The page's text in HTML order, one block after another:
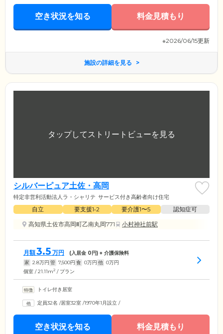
か、必要に応じた介護サービスを自室で受けられるのも魅力です。
空き状況を知る 料金見積もり
※2026/06/15更新
施設の詳細を見る
シルバーピュア土佐・高岡
特定非営利活動法人ラ・シャリテ サービス付き高齢者向け住宅
自立 要支援1•2 要介護1〜5
認知症可
高知県土佐市高岡町乙南丸岡771
小村神社前駅
月額3.5 万円 (入居金 0 円) + 介護保険料
家 2.8万円 管 7,500円 食 0万円 他 0万円
個室 / 21.11m2 / プラン
トイレ付き居室
定員32名 /居室32室 /1970年1月設立 /
空き状況を知る 料金見積もり